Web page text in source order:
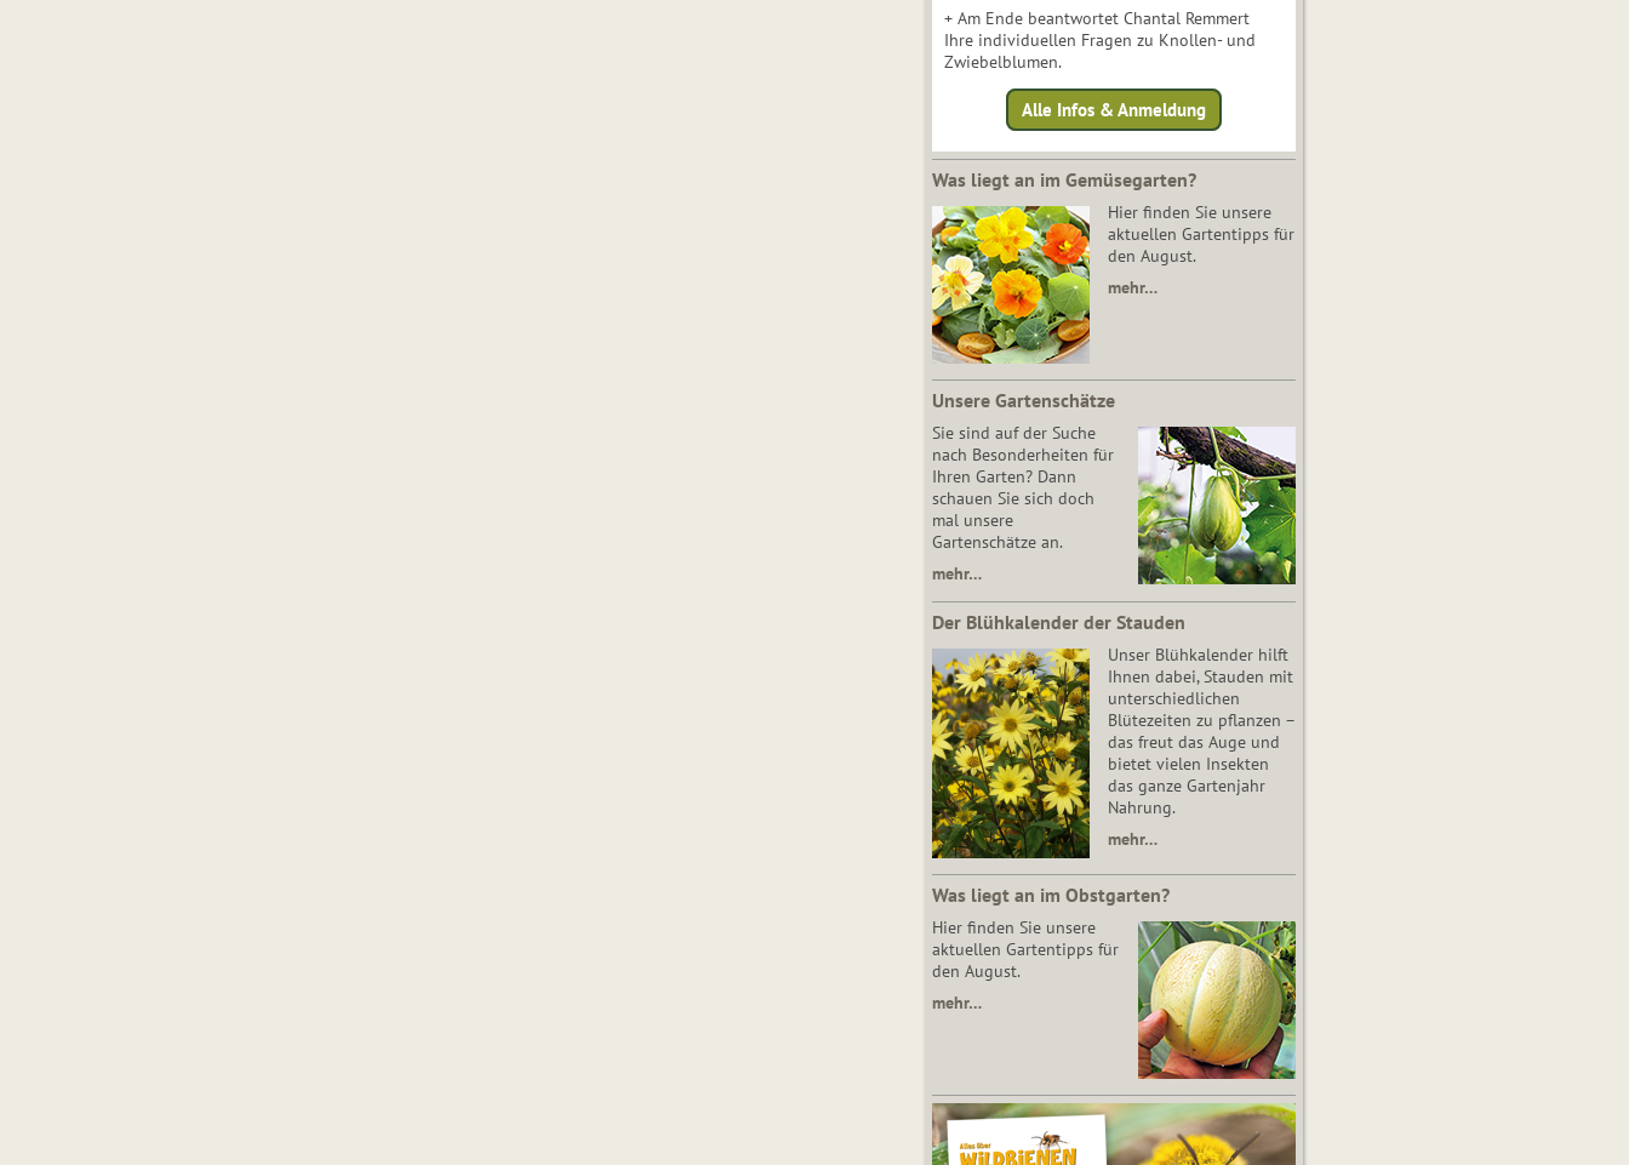
+ Am Ende beantwortet Chantal Remmert
Ihre individuellen Fragen zu Knollen- und
Zwiebelblumen.
Alle Infos & Anmeldung
Was liegt an im Gemüsegarten?
Hier finden Sie unsere
aktuellen Gartentipps für
den August.
mehr…
Unsere Gartenschätze
Sie sind auf der Suche
nach Besonderheiten für
Ihren Garten? Dann
schauen Sie sich doch
mal unsere
Gartenschätze an.
mehr…
Der Blühkalender der Stauden
Unser Blühkalender hilft
Ihnen dabei, Stauden mit
unterschiedlichen
Blütezeiten zu pflanzen –
das freut das Auge und
bietet vielen Insekten
das ganze Gartenjahr
Nahrung.
mehr…
Was liegt an im Obstgarten?
Hier finden Sie unsere
aktuellen Gartentipps für
den August.
mehr…